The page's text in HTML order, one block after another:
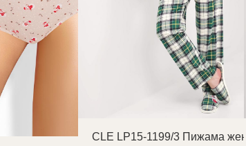
CLE LP15-1199/3 Пижама